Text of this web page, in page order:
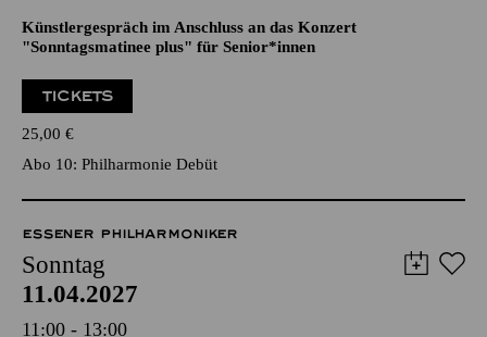
Künstlergespräch im Anschluss an das Konzert
"Sonntagsmatinee plus" für Senior*innen
TICKETS
25,00 €
Abo 10: Philharmonie Debüt
ESSENER PHILHARMONIKER
Sonntag
11.04.2027
11:00 - 13:00